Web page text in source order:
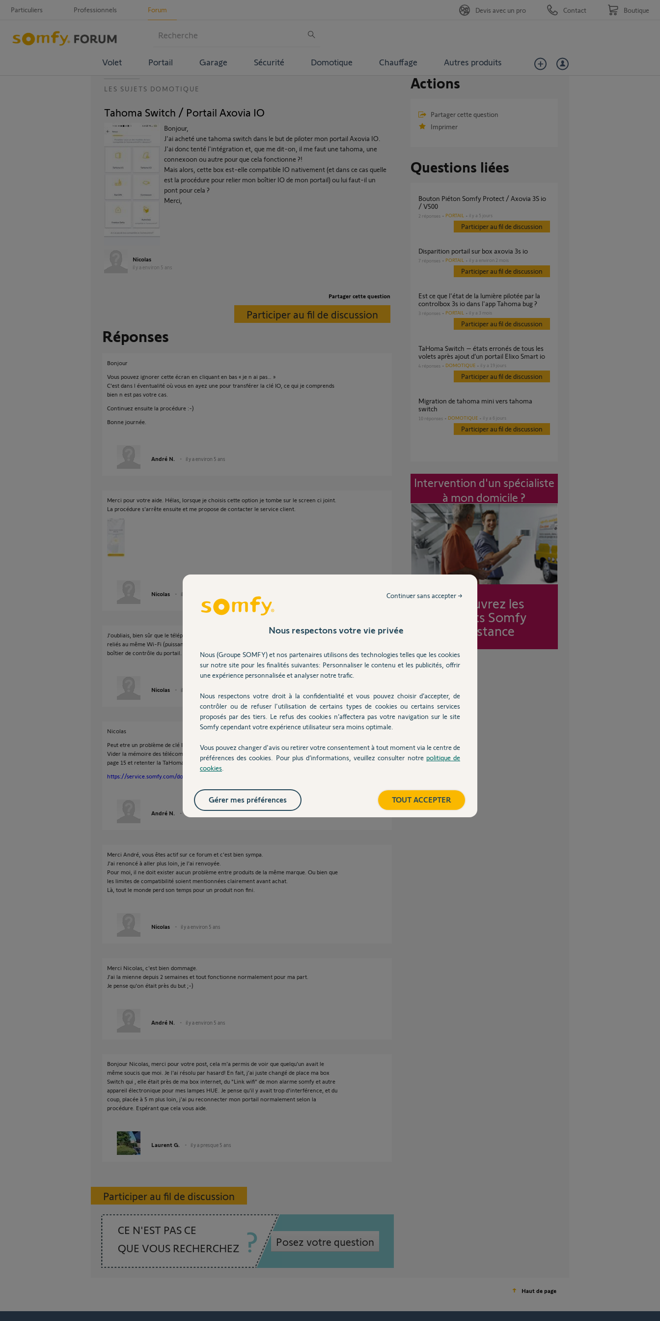
Particuliers Professionnels Forum
Volet Portail Garage Sécurité Domotique Chauffage Autres produits
Devis avec un pro Contact Boutique
LES SUJETS DOMOTIQUE
Tahoma Switch / Portail Axovia IO
Bonjour,
J'ai acheté une tahoma switch dans le but de piloter mon portail Axovia IO.
J'ai donc tenté l'intégration et, que me dit-on, il me faut une tahoma, une
connexoon ou autre pour que cela fonctionne ?!
Mais alors, cette box est-elle compatible IO nativement (et dans ce cas quelle
est la procédure pour relier mon boîtier IO de mon portail) ou lui faut-il un
pont pour cela ?
Merci,
Nicolas
il y a environ 5 ans
Partager cette question
Participer au fil de discussion
Réponses
Bonjour
Vous pouvez ignorer cette écran en cliquant en bas « je n ai pas… »
C’est dans l éventualité où vous en ayez une pour transférer la clé IO, ce qui je comprends
bien n est pas votre cas.
Continuez ensuite la procédure :-)
Bonne journée.
André N. il y a environ 5 ans
Merci pour votre aide. Hélas, lorsque je choisis cette option je tombe sur le screen ci joint.
La procédure s'arrête ensuite et me propose de contacter le service client.
Nicolas il y a environ 5 ans
J'oubliais, bien sûr que le téléphone que j'utilise pour la config est proche de ma box, tous 2
reliés au même Wi-Fi (puissance du signal environ 66%), et la box tahoma est à 3m du
boîtier de contrôle du portail.
Nicolas il y a environ 5 ans
Nicolas
Peut etre un problème de clé IO.
Vider la mémoire des télécommandes comme en page 19, reprogrammer les comme en
page 15 et retenter la TaHoma.
https://service.somfy.com/downloads/fr_v5/cbx3s_io_instal...
André N. il y a environ 5 ans
Merci André, vous êtes actif sur ce forum et c'est bien sympa.
J'ai renoncé à aller plus loin, je l'ai renvoyée.
Pour moi, il ne doit exister aucun problème entre produits de la même marque. Ou bien que
les limites de compatibilité soient mentionnées clairement avant achat.
Là, tout le monde perd son temps pour un produit non fini.
Nicolas il y a environ 5 ans
Merci Nicolas, c'est bien dommage.
J'ai la mienne depuis 2 semaines et tout fonctionne normalement pour ma part.
Je pense qu'on était près du but ;-)
André N. il y a environ 5 ans
Bonjour Nicolas, merci pour votre post, cela m'a permis de voir que quelqu'un avait le
même soucis que moi. Je l'ai résolu par hasard! En fait, j'ai juste changé de place ma box
Switch qui , elle était près de ma box internet, du "Link wifi" de mon alarme somfy et autre
appareil électronique pour mes lampes HUE. Je pense qu'il y avait trop d'interférence, et du
coup, placée à 5 m plus loin, j'ai pu reconnecter mon portail normalement selon la
procédure. Espérant que cela vous aide.
Laurent G. il y a presque 5 ans
Participer au fil de discussion
CE N'EST PAS CE
QUE VOUS RECHERCHEZ
Posez votre question
Actions
Partager cette question
Imprimer
Questions liées
Bouton Piéton Somfy Protect / Axovia 3S io
/ V500
2 réponses PORTAIL il y a 5 jours
Participer au fil de discussion
Disparition portail sur box axovia 3s io
7 réponses PORTAIL il y a environ 2 mois
Participer au fil de discussion
Est ce que l'état de la lumière pilotée par la
controlbox 3s io dans l'app Tahoma bug ?
3 réponses PORTAIL il y a 3 mois
Participer au fil de discussion
TaHoma Switch – états erronés de tous les
volets après ajout d’un portail Elixo Smart io
4 réponses DOMOTIQUE il y a 19 jours
Participer au fil de discussion
Migration de tahoma mini vers tahoma
switch
10 réponses DOMOTIQUE il y a 6 jours
Participer au fil de discussion
Intervention d'un spécialiste
à mon domicile ?
Découvrez les
forfaits Somfy
Assistance
Haut de page
Nous respectons votre vie privée
Nous (Groupe SOMFY) et nos partenaires utilisons des technologies telles que les cookies
sur notre site pour les finalités suivantes: Personnaliser le contenu et les publicités, offrir
une expérience personnalisée et analyser notre trafic.
Nous respectons votre droit à la confidentialité et vous pouvez choisir d’accepter, de
contrôler ou de refuser l'utilisation de certains types de cookies ou certains services
proposés par des tiers. Le refus des cookies n’affectera pas votre navigation sur le site
Somfy cependant votre expérience utilisateur sera moins optimale.
Vous pouvez changer d'avis ou retirer votre consentement à tout moment via le centre de
préférences des cookies. Pour plus d’informations, veuillez consulter notre politique de
cookies
Continuer sans accepter →
TOUT ACCEPTER
Gérer mes préférences